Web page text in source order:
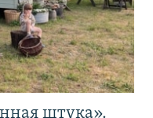
штука».